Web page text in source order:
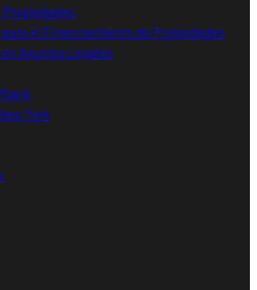
Propiedades
para el Financiamiento de Propiedades
Asuntos Legales
York